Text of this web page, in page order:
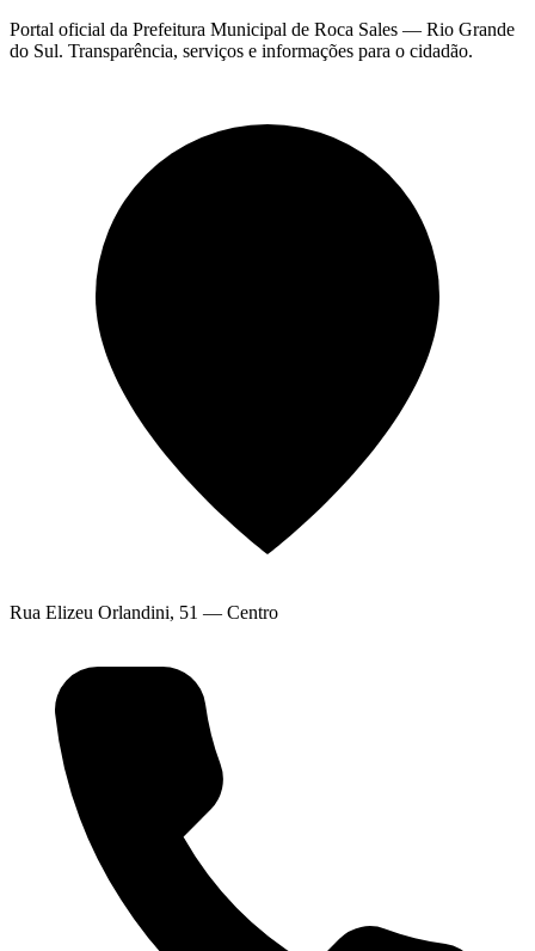
Portal oficial da Prefeitura Municipal de Roca Sales — Rio Grande
do Sul. Transparência, serviços e informações para o cidadão.
Rua Elizeu Orlandini, 51 — Centro